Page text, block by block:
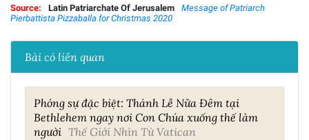
Source: Latin Patriarchate Of Jerusalem
Message of Patriarch
Pierbattista Pizzaballa for Christmas 2020
Bài có liên quan
Phóng sự đặc biệt: Thánh Lễ Nửa Đêm tại
Bethlehem ngay nơi Con Chúa xuống thế làm
người Thế Giới Nhìn Từ Vatican